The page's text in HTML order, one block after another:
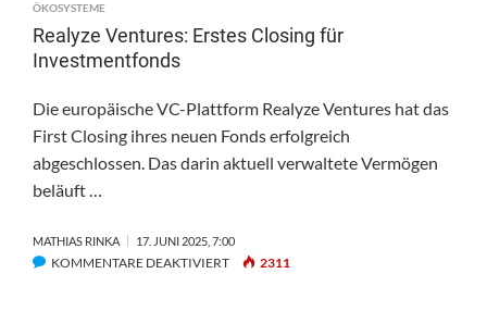
ÖKOSYSTEME
Realyze Ventures: Erstes Closing für
Investmentfonds
Die europäische VC-Plattform Realyze Ventures hat das
First Closing ihres neuen Fonds erfolgreich
abgeschlossen. Das darin aktuell verwaltete Vermögen
beläuft …
MATHIAS RINKA 17. JUNI 2025, 7:00
KOMMENTARE DEAKTIVIERTFÜR 2311